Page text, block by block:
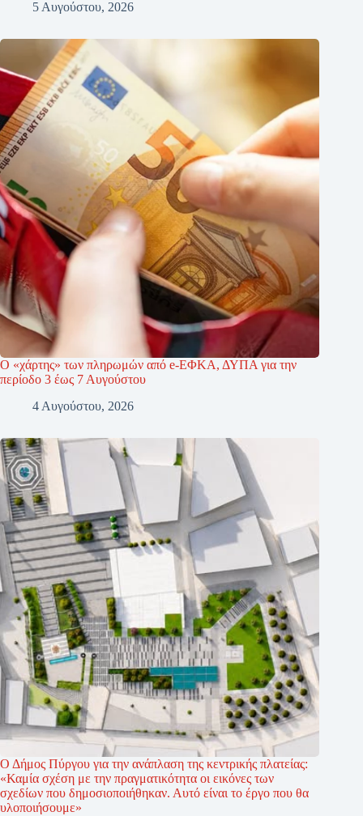
5 Αυγούστου, 2026
Ο «χάρτης» των πληρωμών από e-ΕΦΚΑ, ΔΥΠΑ για την
περίοδο 3 έως 7 Αυγούστου
4 Αυγούστου, 2026
Ο Δήμος Πύργου για την ανάπλαση της κεντρικής πλατείας:
«Καμία σχέση με την πραγματικότητα οι εικόνες των
σχεδίων που δημοσιοποιήθηκαν. Αυτό είναι το έργο που θα
υλοποιήσουμε»